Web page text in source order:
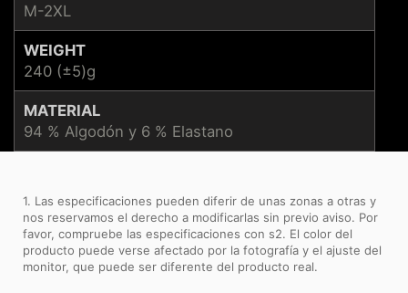
M-2XL
WEIGHT
240 (±5)g
MATERIAL
94 % Algodón y 6 % Elastano
1. Las especificaciones pueden diferir de unas zonas a otras y
nos reservamos el derecho a modificarlas sin previo aviso. Por
favor, compruebe las especificaciones con s2. El color del
producto puede verse afectado por la fotografía y el ajuste del
monitor, que puede ser diferente del producto real.